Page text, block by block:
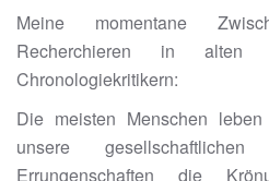
Meine momentane
Recherchieren in alten
Chronologiekritikern:
Die meisten Menschen
unsere
Errungenschaften die